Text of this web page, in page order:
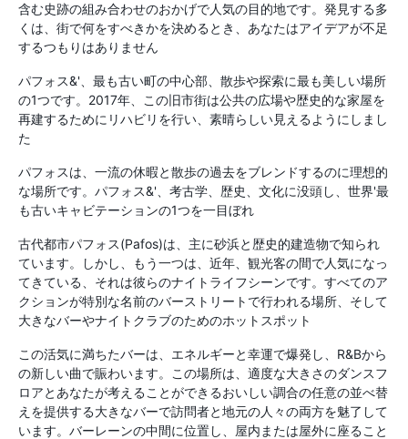
含む史跡の組み合わせのおかげで人気の目的地です。発見する多
くは、街で何をすべきかを決めるとき、あなたはアイデアが不足
するつもりはありません
パフォス&'、最も古い町の中心部、散歩や探索に最も美しい場所
の1つです。2017年、この旧市街は公共の広場や歴史的な家屋を
再建するためにリハビリを行い、素晴らしい見えるようにしまし
た
パフォスは、一流の休暇と散歩の過去をブレンドするのに理想的
な場所です。パフォス&'、考古学、歴史、文化に没頭し、世界'最
も古いキャビテーションの1つを一目ぼれ
古代都市パフォス(Pafos)は、主に砂浜と歴史的建造物で知られ
ています。しかし、もう一つは、近年、観光客の間で人気になっ
てきている、それは彼らのナイトライフシーンです。すべてのア
クションが特別な名前のバーストリートで行われる場所、そして
大きなバーやナイトクラブのためのホットスポット
この活気に満ちたバーは、エネルギーと幸運で爆発し、R&Bから
の新しい曲で賑わいます。この場所は、適度な大きさのダンスフ
ロアとあなたが考えることができるおいしい調合の任意の並べ替
えを提供する大きなバーで訪問者と地元の人々の両方を魅了して
います。バーレーンの中間に位置し、屋内または屋外に座ること